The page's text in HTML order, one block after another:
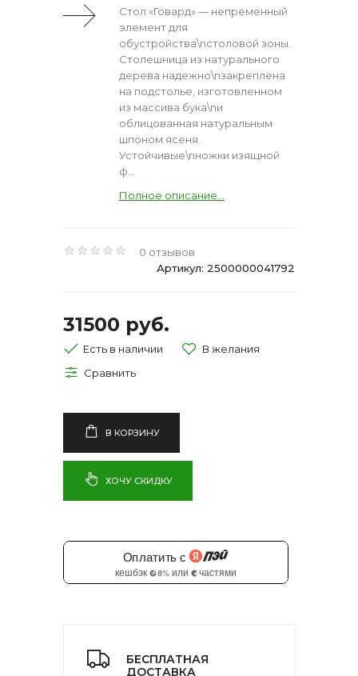
Стол «Говард» — непременный
элемент для
обустройства\nстоловой зоны.
Столешница из натурального
дерева надежно\nзакреплена
на подстолье, изготовленном
из массива бука\nи
облицованная натуральным
шпоном ясеня.
Устойчивые\nножки изящной
ф...
Полное описание...
0 отзывов
Артикул: 2500000041792
31500 руб.
Есть в наличии
В КОРЗИНУ
ХОЧУ СКИДКУ
БЕСПЛАТНАЯ
ДОСТАВКА